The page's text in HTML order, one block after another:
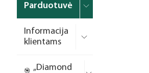
Parduotuvė
Informacija
klientams
„Diamond